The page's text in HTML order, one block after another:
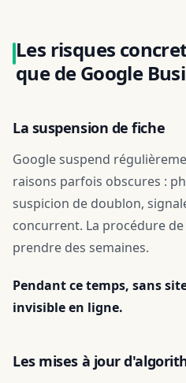
Les risques
que de Google
La suspension de fiche
Google suspend
raisons parfois obscures :
suspicion de doublon,
concurrent. La procédure
prendre des semaines.
Pendant ce temps, sans
invisible en ligne.
Les mises à jour